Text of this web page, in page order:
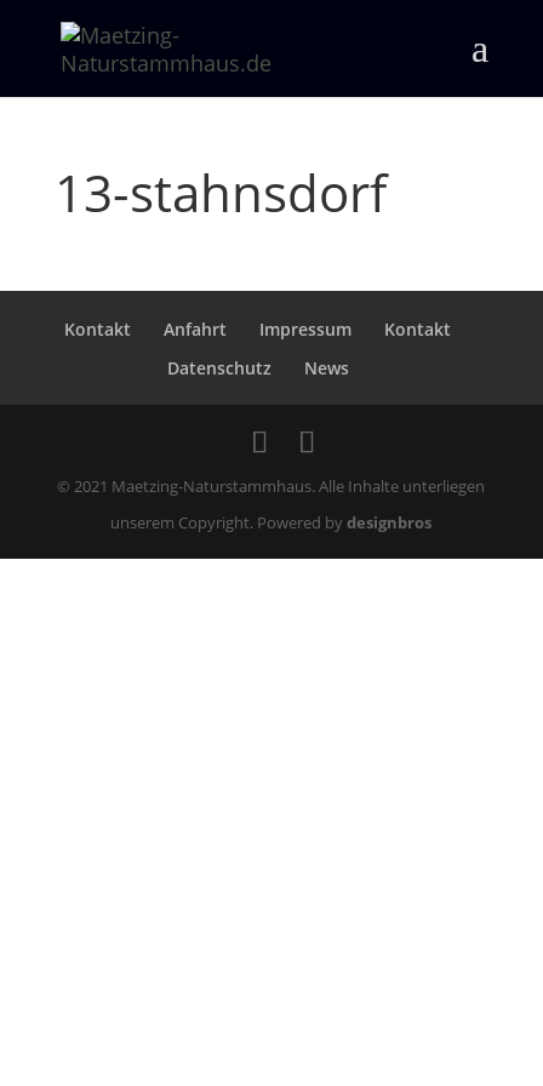
13-stahnsdorf
Kontakt Anfahrt Impressum
Kontakt
Datenschutz
News
© 2021 Maetzing-Naturstammhaus. Alle Inhalte unterliegen
unserem Copyright. Powered bydesignbros